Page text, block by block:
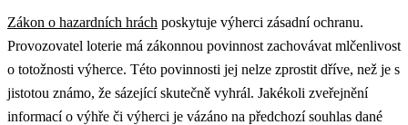
Zákon o hazardních hrách poskytuje výherci zásadní ochranu.
Provozovatel loterie má zákonnou povinnost zachovávat mlčenlivost
o totožnosti výherce. Této povinnosti jej nelze zprostit dříve, než je s
jistotou známo, že sázející skutečně vyhrál. Jakékoli zveřejnění
informací o výhře či výherci je vázáno na předchozí souhlas dané